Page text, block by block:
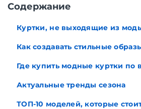
Содержание
Куртки, не выходящие из
Как создавать стильные
Где купить модные куртки по
Актуальные тренды сезона
ТОП-10 моделей, которые